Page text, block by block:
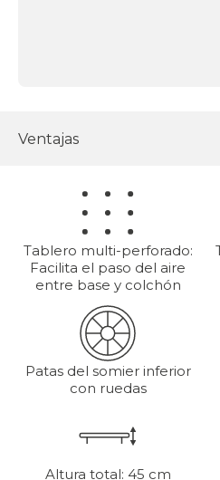
Ventajas
Tablero multi-perforado:
Facilita el paso del aire
entre base y colchón
Patas del somier inferior
con ruedas
Altura total: 45 cm